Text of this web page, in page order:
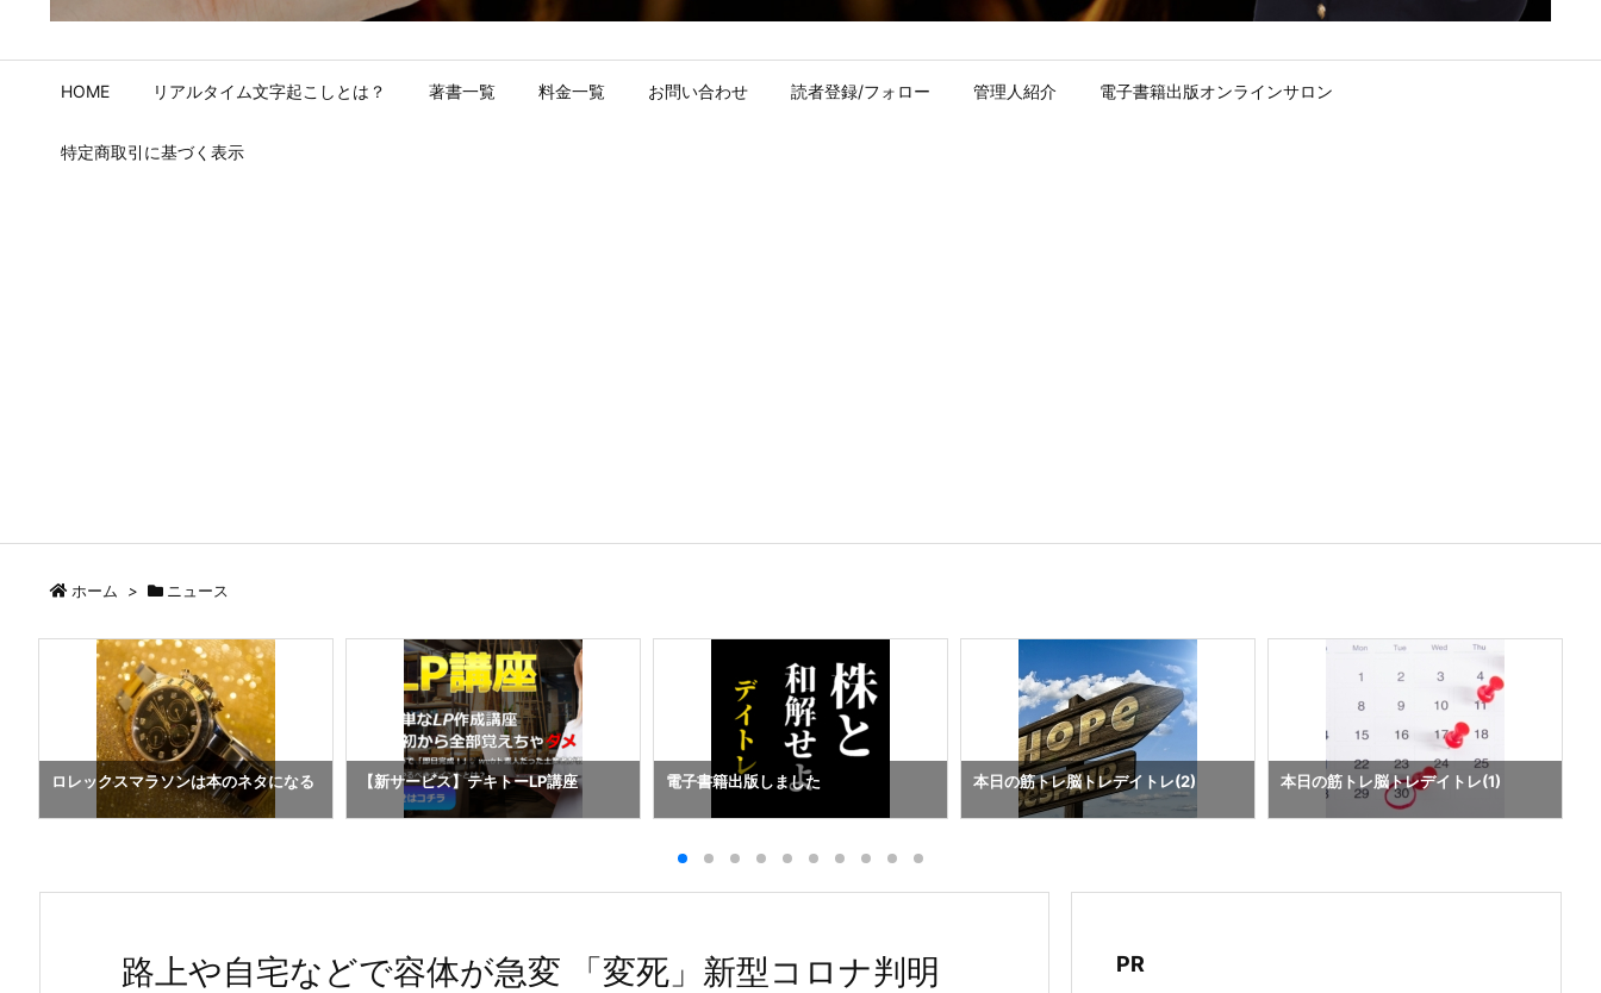
HOME リアルタイム文字起こしとは？ 著書一覧 料金一覧 お問い合わせ 読者登録/フォロー 管理人紹介 電子書籍出版オンラインサロン
特定商取引に基づく表示
ホーム > ニュース
ロレックスマラソンは本のネタになる 【新サービス】テキトーLP講座 電子書籍出版しました 本日の筋トレ脳トレデイトレ(2) 本日の筋トレ脳トレデイトレ(1)
路上や自宅などで容体が急変 「変死」新型コロナ判明
PR